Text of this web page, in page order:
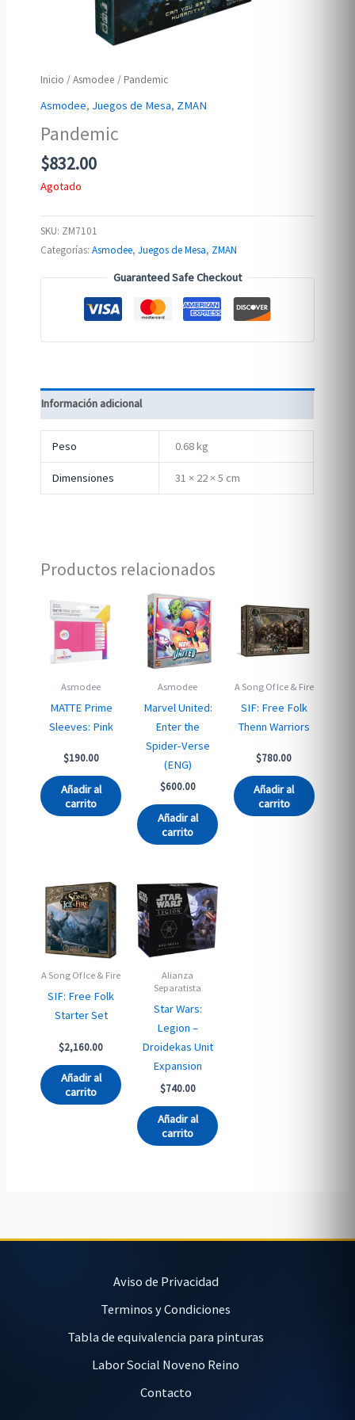
Inicio /Asmodee / Pandemic
Asmodee, Juegos de Mesa, ZMAN
Pandemic
$832.00
Agotado
SKU: ZM7101
Categorías:Asmodee,Juegos de Mesa, ZMAN
Guaranteed Safe Checkout
Información adicional
Peso 0.68 kg
Dimensiones 31 × 22 × 5 cm
Productos relacionados
Asmodee
MATTE Prime
Sleeves: Pink
$190.00
Añadir al
carrito
Asmodee
Marvel United:
Enter the
Spider-Verse
(ENG)
$600.00
Añadir al
carrito
A Song Of Ice & Fire
SIF: Free Folk
Thenn Warriors
$780.00
Añadir al
carrito
A Song Of Ice & Fire
SIF: Free Folk
Starter Set
$2,160.00
Añadir al
carrito
Alianza
Separatista
Star Wars:
Legion –
Droidekas Unit
Expansion
$740.00
Añadir al
carrito
Aviso de Privacidad
Terminos y Condiciones
Tabla de equivalencia para pinturas
Labor Social Noveno Reino
Contacto